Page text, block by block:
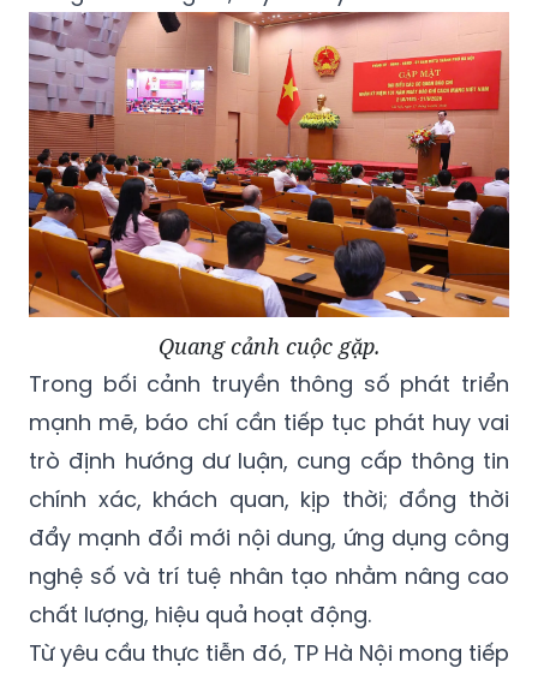
Quang cảnh cuộc gặp.
Trong bối cảnh truyền thông số phát triển
mạnh mẽ, báo chí cần tiếp tục phát huy vai
trò định hướng dư luận, cung cấp thông tin
chính xác, khách quan, kịp thời; đồng thời
đẩy mạnh đổi mới nội dung, ứng dụng công
nghệ số và trí tuệ nhân tạo nhằm nâng cao
chất lượng, hiệu quả hoạt động.
Từ yêu cầu thực tiễn đó, TP Hà Nội mong tiếp